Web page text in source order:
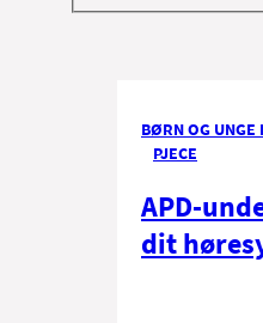
BØRN OG
PJECE
APD-
dit